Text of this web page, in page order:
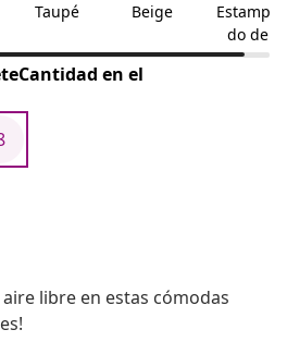
Taupé Beige
Estampa
do de
hojas
en el
libre en estas cómodas